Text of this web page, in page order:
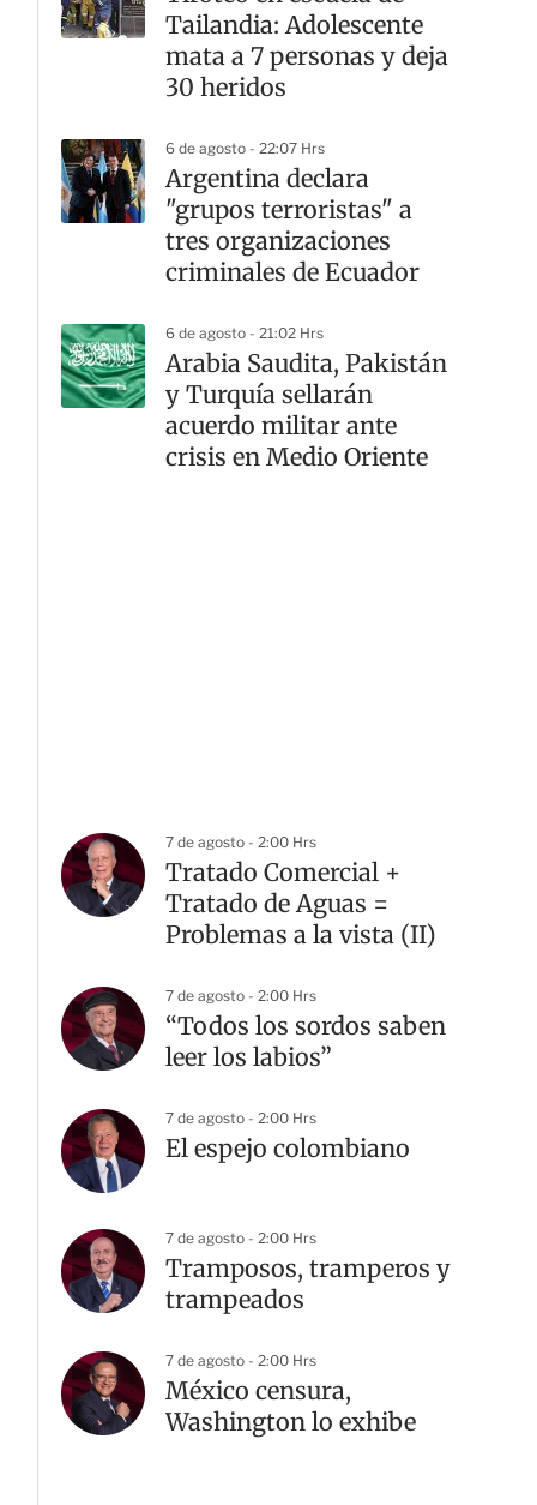
Tailandia: Adolescente
mata a 7 personas y deja
30 heridos
6 de agosto - 22:07 Hrs
Argentina declara
"grupos terroristas" a
tres organizaciones
criminales de Ecuador
6 de agosto - 21:02 Hrs
Arabia Saudita, Pakistán
y Turquía sellarán
acuerdo militar ante
crisis en Medio Oriente
7 de agosto - 2:00 Hrs
Tratado Comercial +
Tratado de Aguas =
Problemas a la vista (II)
7 de agosto - 2:00 Hrs
“Todos los sordos saben
leer los labios”
7 de agosto - 2:00 Hrs
El espejo colombiano
7 de agosto - 2:00 Hrs
Tramposos, tramperos y
trampeados
7 de agosto - 2:00 Hrs
México censura,
Washington lo exhibe